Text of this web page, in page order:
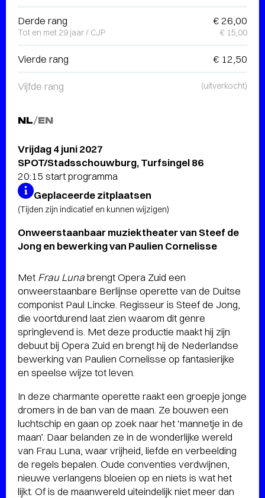
NL/EN
Vrijdag 4 juni 2027
SPOT/Stadsschouwburg, Turfsingel 86
20:15 start programma
Geplaceerde zitplaatsen
(Tijden zijn indicatief en kunnen wijzigen)
Onweerstaanbaar muziektheater van Steef de
Jong en bewerking van Paulien Cornelisse
Met Frau Lunabrengt Opera Zuid een
onweerstaanbare Berlijnse operette van de Duitse
componist Paul Lincke. Regisseur is Steef de Jong,
die voortdurend laat zien waarom dit genre
springlevend is. Met deze productie maakt hij zijn
debuut bij Opera Zuid en brengt hij de Nederlandse
bewerking van Paulien Cornelisse op fantasierijke
en speelse wijze tot leven.
In deze charmante operette raakt een groepje jonge
dromers in de ban van de maan. Ze bouwen een
luchtschip en gaan op zoek naar het ‘mannetje in de
maan’. Daar belanden ze in de wonderlijke wereld
van Frau Luna, waar vrijheid, liefde en verbeelding
de regels bepalen. Oude conventies verdwijnen,
nieuwe verlangens bloeien op en niets is wat het
lijkt. Of is de maanwereld uiteindelijk niet meer dan
Derde rang € 26,00
Tot en met 29 jaar / CJP € 15,00
Vierde rang € 12,50
Vijfde rang (uitverkocht)